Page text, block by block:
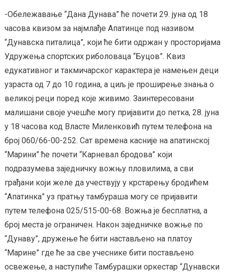
-Обележавање “Дана Дунава” ће почети 29. јуна од 18
часова квизом за најмлађе Апатинце под називом
“Дунавска питалица”, који ће бити одржан у просторијама
Удружења спортских риболоваца “Буцов”. Квиз
едукативног и такмичарског карактера је намењен деци
узраста од 7 до 10 година, а циљ је проширење знања о
великој реци поред које живимо. Заинтересовани
малишани своје учешће могу пријавити до петка, 28. јуна
у 18 часова код Власте Миленковић путем телефона на
број 060/66-00-252. Сат времена касније на апатинској
“Марини” ће почети “Карневал бродова” који
подразумева заједничку вожњу пловилима, а сви
грађани који желе да учествују у крстарењу бродићем
“Апатинка” уз пратњу тамбураша могу се пријавити
путем телефона 025/515-00-68. Вожња је бесплатна, а
број места је ограничен. Након заједничке вожње по
“Дунаву”, дружење ће бити настављено на платоу
“Марине” где ће за све учеснике бити постављено
освежење, а наступиће Тамбурашки оркестар “Дунавски